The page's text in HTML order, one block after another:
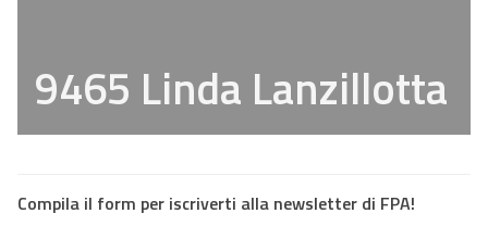
9465 Linda Lanzillotta
Compila il form per iscriverti alla newsletter di FPA!